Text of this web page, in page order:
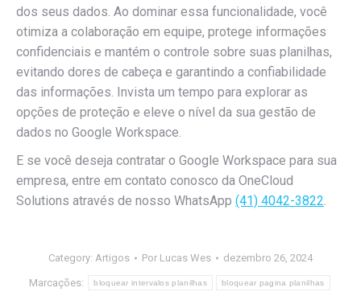
dos seus dados. Ao dominar essa funcionalidade, você
otimiza a colaboração em equipe, protege informações
confidenciais e mantém o controle sobre suas planilhas,
evitando dores de cabeça e garantindo a confiabilidade
das informações. Invista um tempo para explorar as
opções de proteção e eleve o nível da sua gestão de
dados no Google Workspace.
E se você deseja contratar o Google Workspace para sua
empresa, entre em contato conosco da OneCloud
Solutions através de nosso WhatsApp (41) 4042-3822.
Category: Artigos Por Lucas Wes dezembro 26, 2024
Marcações: bloquear intervalos planilhas bloquear pagina planilhas